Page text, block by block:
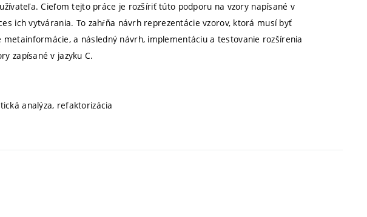
Cieľom tejto práce je rozšíriť túto podporu na vzory napísané v
ich vytvárania. To zahŕňa návrh reprezentácie vzorov, ktorá musí byť
a následný návrh, implementáciu a testovanie rozšírenia
zapísané v jazyku C.
analýza, refaktorizácia